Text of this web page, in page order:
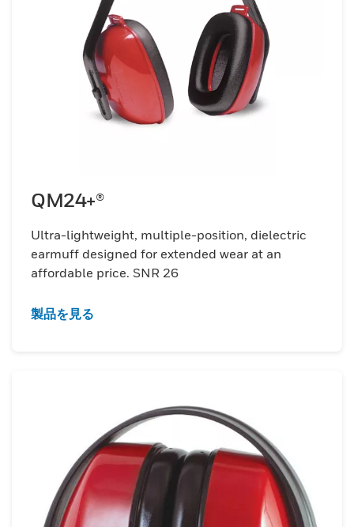
QM24+®
Ultra-lightweight, multiple-position, dielectric
earmuff designed for extended wear at an
affordable price. SNR 26
製品を見る